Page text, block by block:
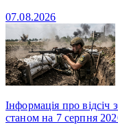
07.08.2026
Інформація про відсіч
станом на 7 серпня